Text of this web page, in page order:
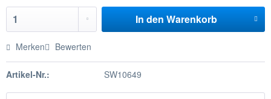
In den Warenkorb
Merken Bewerten
Artikel-Nr.: SW10649